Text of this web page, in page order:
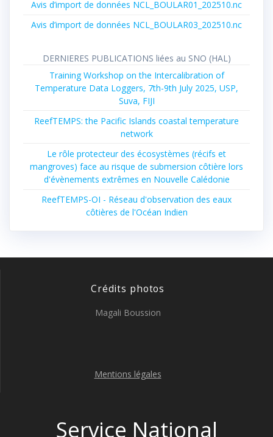
Avis d’import de données NCL_BOULAR01_202510.nc
Avis d’import de données NCL_BOULAR03_202510.nc
DERNIERES PUBLICATIONS liées au SNO (HAL)
Training Workshop on the Intercalibration of
Temperature Data Loggers, 7th-9th July 2025, USP,
Suva, FIJI
ReefTEMPS: the Pacific Islands coastal temperature
network
Le rôle protecteur des écosystèmes (récifs et
mangroves) face au risque de submersion côtière lors
d'évènements extrêmes en Nouvelle Calédonie
ReefTEMPS-OI - Réseau d'observation des eaux
côtières de l'Océan Indien
Crédits photos
Magali Boussion
Mentions légales
Service National